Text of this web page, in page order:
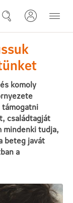
- Így
komoly
támogatni
családtagját
mindenki tudja,
beteg javát
a